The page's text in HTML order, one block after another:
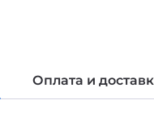
Оплата и